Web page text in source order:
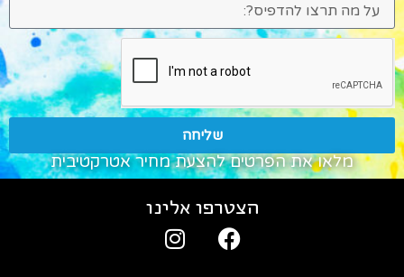
שליחה
מלאו את הפרטים להצעת מחיר אטרקטיבית
הצטרפו אלינו